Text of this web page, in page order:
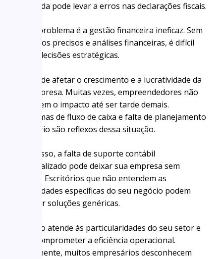
adequada pode levar a erros nas declarações fiscais.
Outro problema é a gestão financeira ineficaz. Sem
relatórios precisos e análises financeiras, é difícil
tomar decisões estratégicas.
Isso pode afetar o crescimento e a lucratividade da
sua empresa. Muitas vezes, empreendedores não
percebem o impacto até ser tarde demais.
Problemas de fluxo de caixa e falta de planejamento
tributário são reflexos dessa situação.
Além disso, a falta de suporte contábil
personalizado pode deixar sua empresa sem
direção. Escritórios que não entendem as
necessidades específicas do seu negócio podem
oferecer soluções genéricas.
Isso não atende às particularidades do seu setor e
pode comprometer a eficiência operacional.
Infelizmente, muitos empresários desconhecem